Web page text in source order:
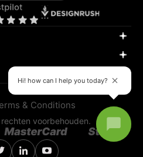
Hi! how can I help you today?
& Conditions
voorbehouden.